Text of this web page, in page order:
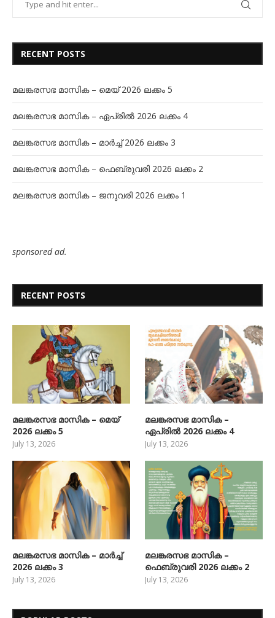
RECENT POSTS
മലങ്കരസഭ മാസിക – മെയ് 2026 ലക്കം 5
മലങ്കരസഭ മാസിക – ഏപ്രിൽ 2026 ലക്കം 4
മലങ്കരസഭ മാസിക – മാർച്ച് 2026 ലക്കം 3
മലങ്കരസഭ മാസിക – ഫെബ്രുവരി 2026 ലക്കം 2
മലങ്കരസഭ മാസിക – ജനുവരി 2026 ലക്കം 1
sponsored ad.
RECENT POSTS
മലങ്കരസഭ മാസിക – മെയ്
2026 ലക്കം 5
July 13, 2026
മലങ്കരസഭ മാസിക –
ഏപ്രിൽ 2026 ലക്കം 4
July 13, 2026
മലങ്കരസഭ മാസിക – മാർച്ച്
2026 ലക്കം 3
July 13, 2026
മലങ്കരസഭ മാസിക –
ഫെബ്രുവരി 2026 ലക്കം 2
July 13, 2026